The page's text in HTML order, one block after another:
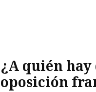
¿A quién
oposición